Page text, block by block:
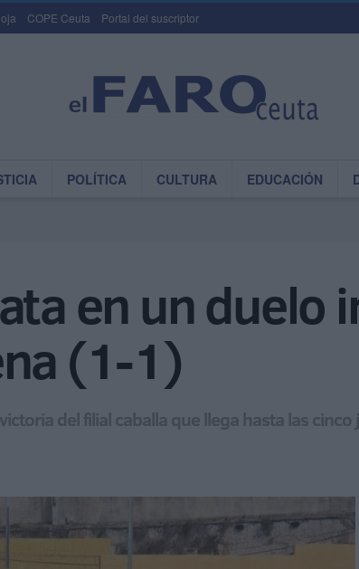
COPE Ceuta Portal del suscriptor
POLÍTICA CULTURA EDUCACIÓN
en un duelo
(1-1)
del filial caballa que llega hasta las